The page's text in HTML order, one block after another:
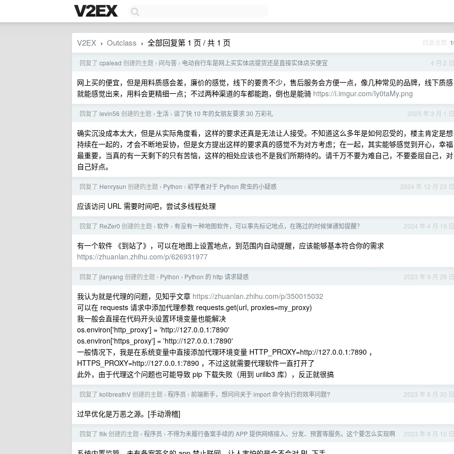
V2EX › Outclass › 全部回复第 1 页 / 共 1 页 回复总数
4 月 2 日
回复了 cpalead 创建的主题 › 问与答 › 电动自行车是网上买实体店提货还是直接实体店买便宜
网上买的便宜，但是用料质感会差，廉价的感觉，线下的要贵不少，售后服务会方便一点，像几种常见的品牌，线下质感
就能感觉出来，用料会更精细一点；不过两种渠道的车都能跑，倒也是能骑 https://i.imgur.com/Iy0taMy.png
2025 年 3 月 1 日
回复了 levin56 创建的主题 › 生活 › 谈了快 10 年的女朋友要求 30 万彩礼
确实沉没成本太大，但是从实际角度看，这样的要求还真是无法让人接受。不知道这么多年是如何忍受的，楼主肯定是想
持续在一起的，才会不断地妥协，但是女方提出这样的要求真的感觉不为对方考虑；在一起，其实能够感觉到开心，幸福
最重要，当真的有一天剩下的只有苦恼，这样的相处应该也不是我们所期待的。请千万不要为难自己，不要委屈自己，对
自己好点。
2024 年 12 月 23 日
回复了 Henrysun 创建的主题 › Python › 初学者对于 Python 爬虫的小疑惑
应该访问 URL 需要时间吧，尝试多线程处理
2024 年 4 月 19 日
回复了 ReZer0 创建的主题 › 软件 › 有没有一种地图软件，可以事先标记地点，在路过的时候弹通知提醒？
有一个软件 《到站了》，可以在地图上设置地点，到范围内自动提醒，应该能够基本符合你的需求
https://zhuanlan.zhihu.com/p/626931977
2023 年 9 月 28 日
回复了 jianyang 创建的主题 › Python › Python 的 http 请求疑惑
我认为就是代理的问题，见知乎文章 https://zhuanlan.zhihu.com/p/350015032
可以在 requests 请求中添加代理参数 requests.get(url, proxies=my_proxy)
我一般会直接在代码开头设置环境变量也能解决
os.environ['http_proxy'] = 'http://127.0.0.1:7890'
os.environ['https_proxy'] = 'http://127.0.0.1:7890'
一般情况下，我是在系统变量中直接添加代理环境变量 HTTP_PROXY=http://127.0.0.1:7890 ，
HTTPS_PROXY=http://127.0.0.1:7890 ，不过这就需要代理软件一直打开了
此外，由于代理这个问题也可能导致 pip 下载失败（用到 urilib3 库），反正就很搞
2023 年 8 月 30 日
回复了 kolibreathV创建的主题 › 程序员 › 前端新手，想问问关于 import 命令执行的效率问题?
过早优化是万恶之源。[手动滑稽]
2023 年 8 月 10 日
回复了 flik创建的主题 › 程序员 › 不得为未履行备案手续的 APP 提供网络接入、分发、预置等服务。这个要怎么实现啊